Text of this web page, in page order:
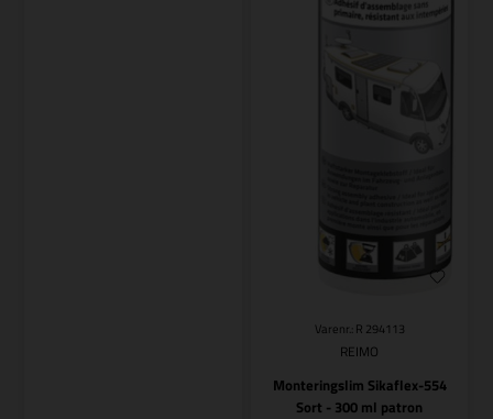
Varenr.: R 294113
REIMO
Monteringslim Sikaflex-554
Sort - 300 ml patron